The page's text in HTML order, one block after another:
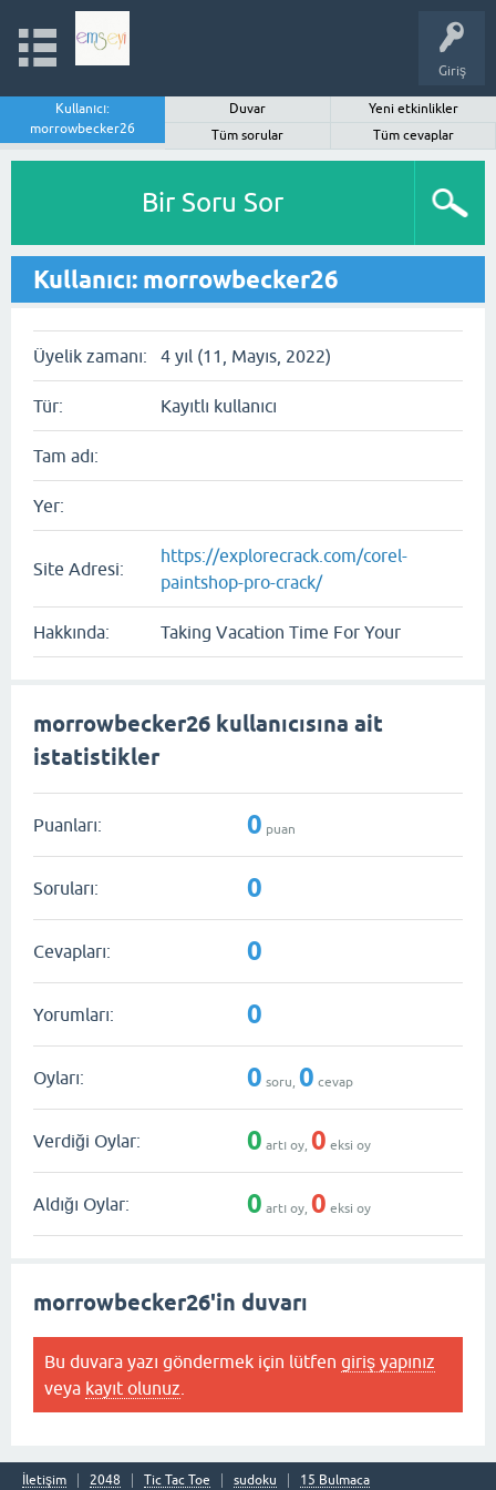
Giriş
Kullanıcı:
morrowbecker26
Duvar
Yeni etkinlikler
Tüm sorular
Tüm cevaplar
Bir Soru Sor
Kullanıcı: morrowbecker26
Üyelik zamanı: 4 yıl (11, Mayıs, 2022)
Tür: Kayıtlı kullanıcı
Tam adı:
Yer:
Site Adresi:
https://explorecrack.com/corel-
paintshop-pro-crack/
Hakkında: Taking Vacation Time For Your
morrowbecker26 kullanıcısına ait
istatistikler
Puanları: 0 puan
Soruları: 0
Cevapları: 0
Yorumları: 0
Oyları: 0 soru, 0 cevap
Verdiği Oylar: 0 artı oy, 0 eksi oy
Aldığı Oylar: 0 artı oy, 0 eksi oy
morrowbecker26'in duvarı
Bu duvara yazı göndermek için lütfen giriş yapınız
veya kayıt olunuz
İletişim 2048 Tic Tac Toe sudoku 15 Bulmaca